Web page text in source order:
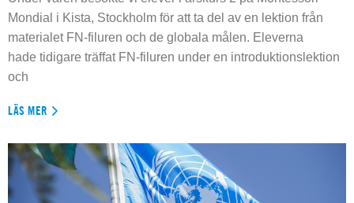
Mondial i Kista, Stockholm för att ta del av en lektion från
materialet FN-filuren och de globala målen. Eleverna
hade tidigare träffat FN-filuren under en introduktionslektion
och
LÄS MER